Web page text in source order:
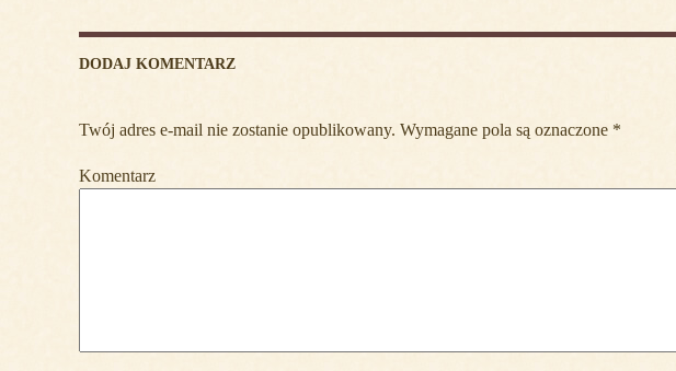
DODAJ KOMENTARZ
Twój adres e-mail nie zostanie opublikowany. Wymagane pola są oznaczone *
Komentarz